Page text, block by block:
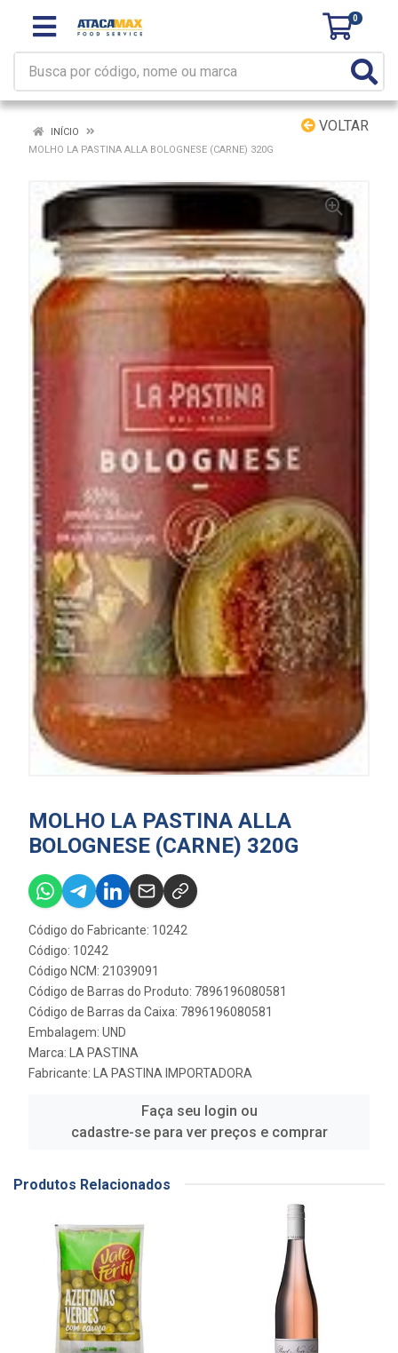
0
VOLTAR
INÍCIO
MOLHO LA PASTINA ALLA BOLOGNESE (CARNE) 320G
MOLHO LA PASTINA ALLA
BOLOGNESE (CARNE) 320G
Código do Fabricante: 10242
Código: 10242
Código NCM: 21039091
Código de Barras do Produto: 7896196080581
Código de Barras da Caixa: 7896196080581
Embalagem: UND
Marca:
LA PASTINA
Fabricante:
LA PASTINA IMPORTADORA
Faça seu login ou
cadastre-se para ver preços e comprar
Produtos Relacionados